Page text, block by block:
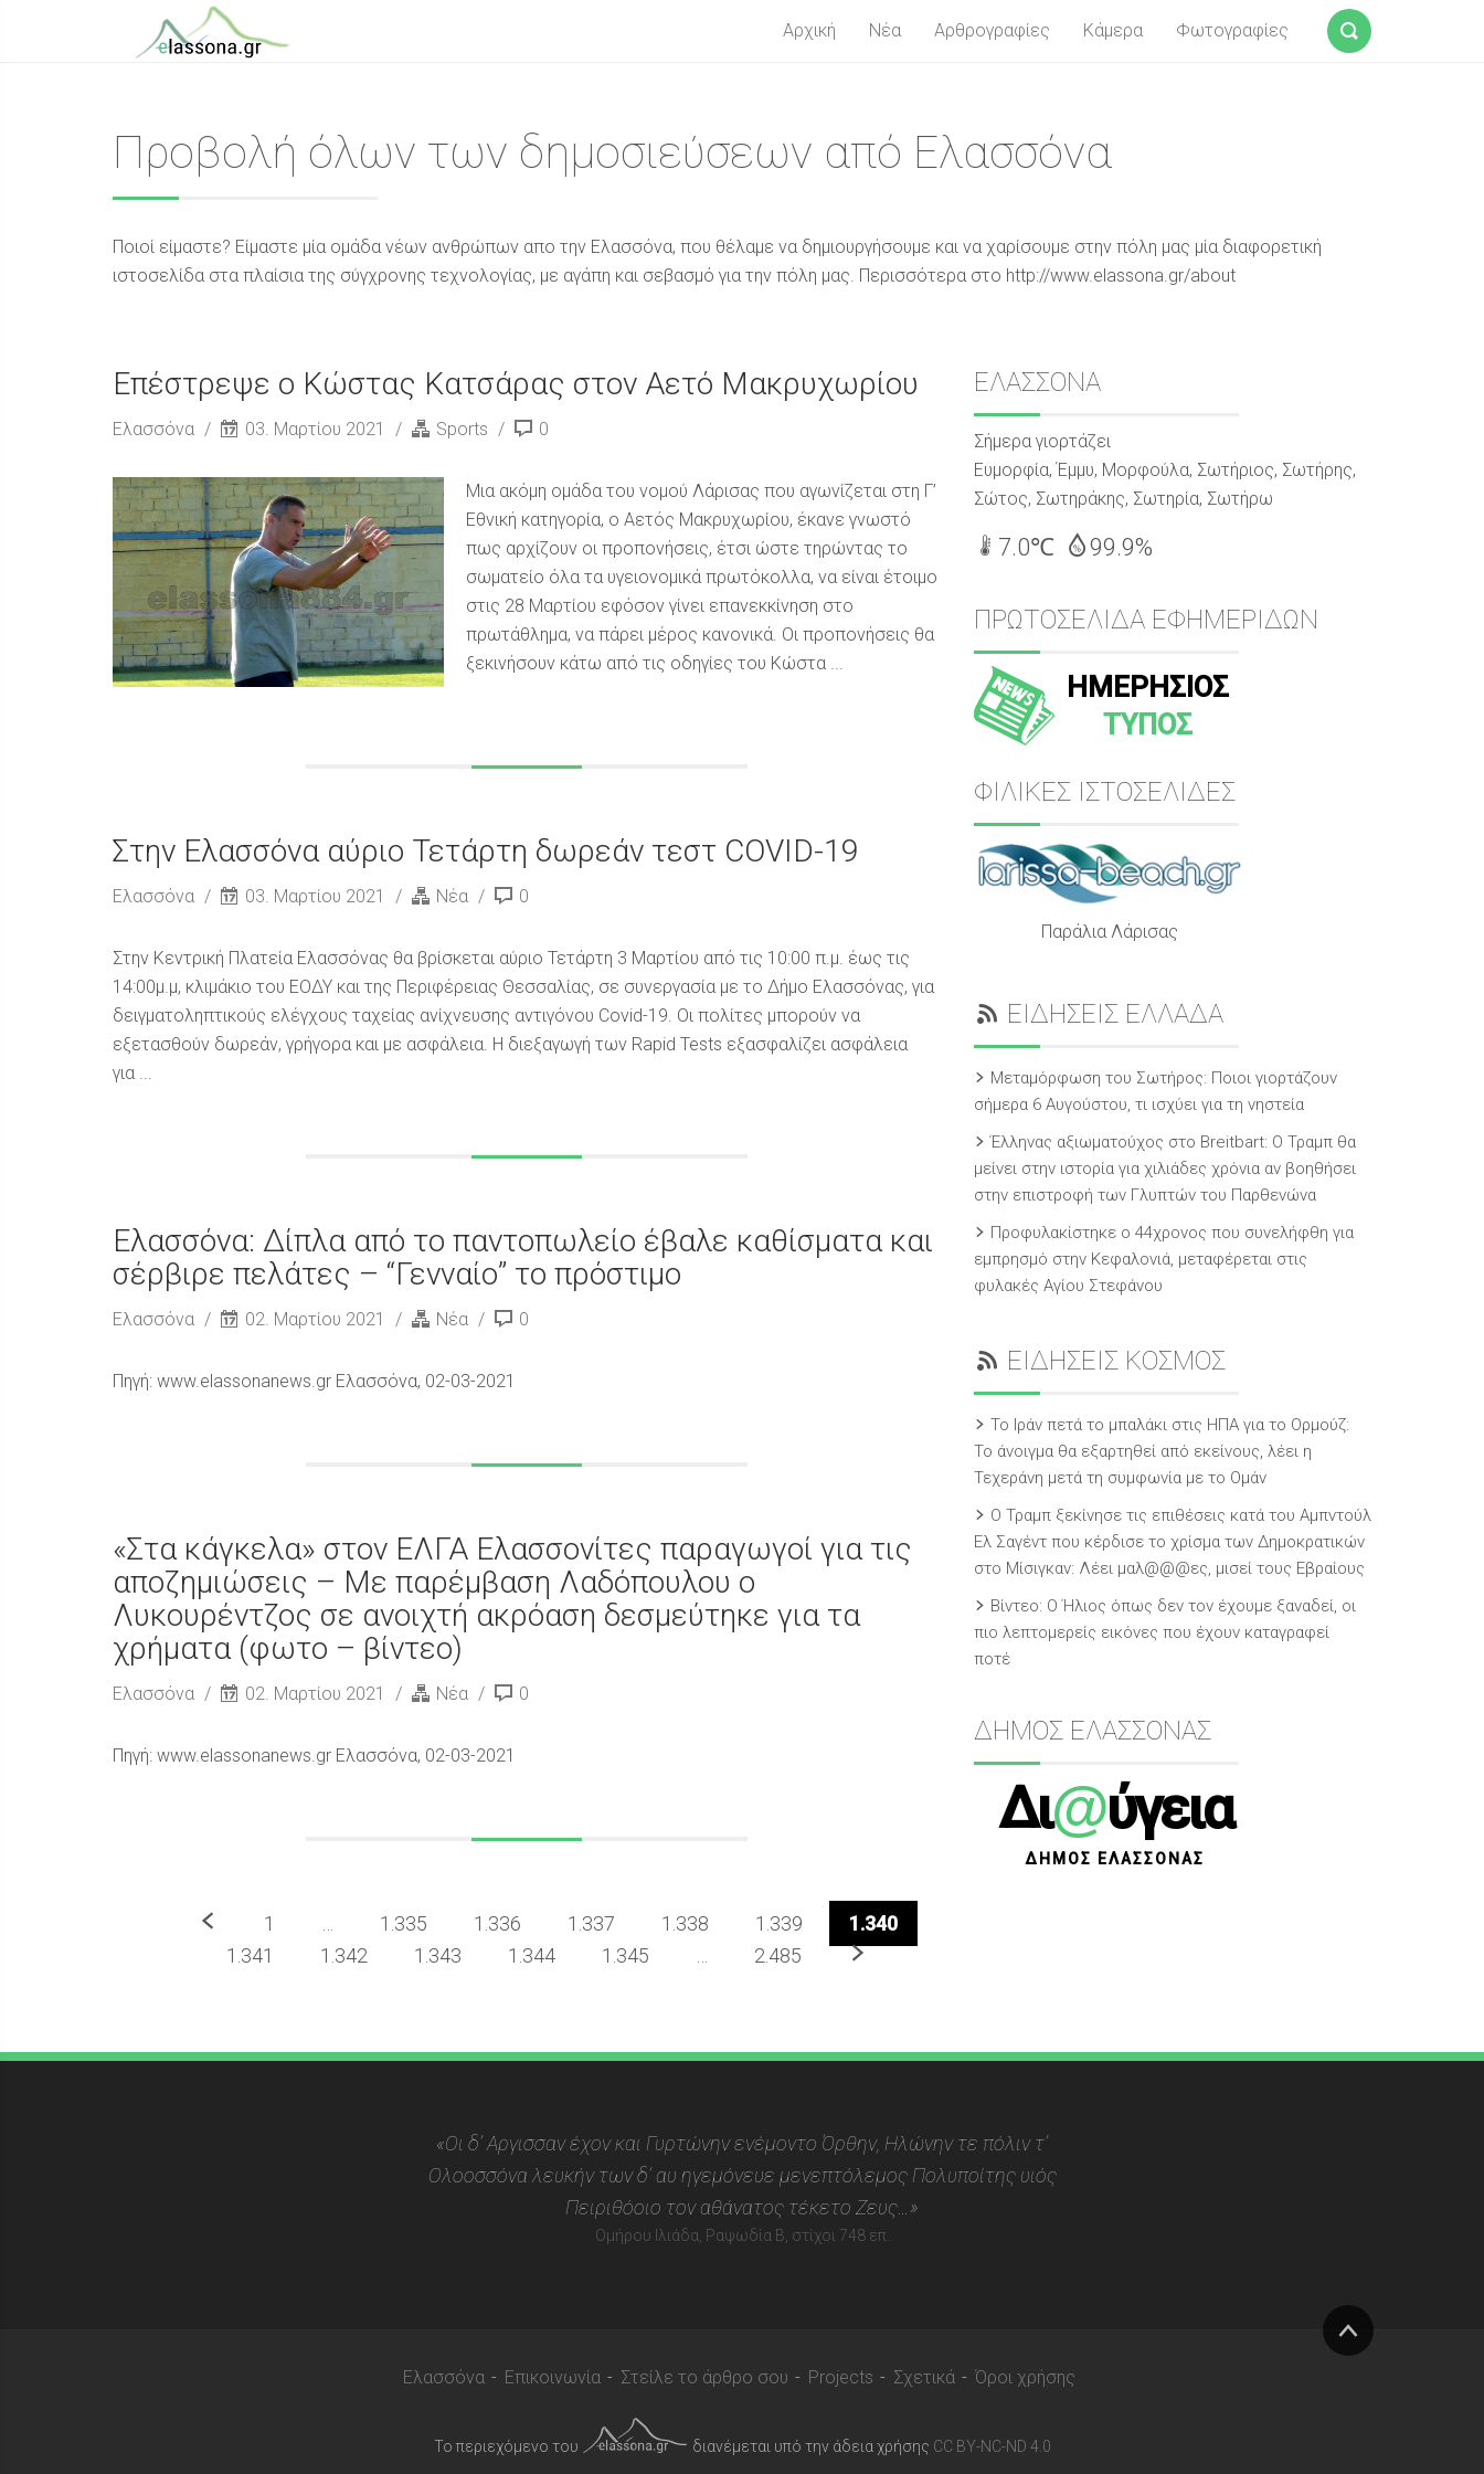
Αρχική Νέα Αρθρογραφίες Κάμερα Φωτογραφίες
Προβολή όλων των δημοσιεύσεων από Ελασσόνα
Ποιοί είμαστε? Είμαστε μία ομάδα νέων ανθρώπων απο την Ελασσόνα, που θέλαμε να δημιουργήσουμε και να χαρίσουμε στην πόλη μας μία διαφορετική
ιστοσελίδα στα πλαίσια της σύγχρονης τεχνολογίας, με αγάπη και σεβασμό για την πόλη μας. Περισσότερα στο http://www.elassona.gr/about
Επέστρεψε ο Κώστας Κατσάρας στον Αετό Μακρυχωρίου
Ελασσόνα 03. Μαρτίου 2021 Sports 0
Μια ακόμη ομάδα του νομού Λάρισας που αγωνίζεται στη Γ’
Εθνική κατηγορία, ο Αετός Μακρυχωρίου, έκανε γνωστό
πως αρχίζουν οι προπονήσεις, έτσι ώστε τηρώντας το
σωματείο όλα τα υγειονομικά πρωτόκολλα, να είναι έτοιμο
στις 28 Μαρτίου εφόσον γίνει επανεκκίνηση στο
πρωτάθλημα, να πάρει μέρος κανονικά. Οι προπονήσεις θα
ξεκινήσουν κάτω από τις οδηγίες του Κώστα ...
Στην Ελασσόνα αύριο Τετάρτη δωρεάν τεστ COVID-19
Ελασσόνα 03. Μαρτίου 2021 Νέα 0
Στην Κεντρική Πλατεία Ελασσόνας θα βρίσκεται αύριο Τετάρτη 3 Μαρτίου από τις 10:00 π.μ. έως τις
14:00μ.μ, κλιμάκιο του ΕΟΔΥ και της Περιφέρειας Θεσσαλίας, σε συνεργασία με το Δήμο Ελασσόνας, για
δειγματοληπτικούς ελέγχους ταχείας ανίχνευσης αντιγόνου Covid-19. Οι πολίτες μπορούν να
εξετασθούν δωρεάν, γρήγορα και με ασφάλεια. Η διεξαγωγή των Rapid Tests εξασφαλίζει ασφάλεια
για ...
Ελασσόνα: Δίπλα από το παντοπωλείο έβαλε καθίσματα και
σέρβιρε πελάτες – “Γενναίο” το πρόστιμο
Ελασσόνα 02. Μαρτίου 2021 Νέα 0
Πηγή: www.elassonanews.gr Ελασσόνα, 02-03-2021
«Στα κάγκελα» στον ΕΛΓΑ Ελασσονίτες παραγωγοί για τις
αποζημιώσεις – Με παρέμβαση Λαδόπουλου ο
Λυκουρέντζος σε ανοιχτή ακρόαση δεσμεύτηκε για τα
χρήματα (φωτο – βίντεο)
Ελασσόνα 02. Μαρτίου 2021 Νέα 0
Πηγή: www.elassonanews.gr Ελασσόνα, 02-03-2021
Προηγούμενο
1 1.335 1.336 1.337 1.338 1.339
1.340
1.341
1.342 1.343 1.344 1.345 2.485 Επόμενο
Sidebar
ΕΛΑΣΣΟΝΑ
Σήμερα γιορτάζει
Ευμορφία, Έμμυ, Μορφούλα, Σωτήριος, Σωτήρης,
Σώτος, Σωτηράκης, Σωτηρία, Σωτήρω
7.0℃ 99.9%
ΠΡΩΤΟΣΕΛΙΔΑ ΕΦΗΜΕΡΙΔΩΝ
ΗΜΕΡΗΣΙΟΣ
ΤΥΠΟΣ
ΦΙΛΙΚΕΣ ΙΣΤΟΣΕΛΙΔΕΣ
Παράλια Λάρισας
ΕΙΔΗΣΕΙΣ ΕΛΛΑΔΑ
Μεταμόρφωση του Σωτήρος: Ποιοι γιορτάζουν
σήμερα 6 Αυγούστου, τι ισχύει για τη νηστεία
Έλληνας αξιωματούχος στο Breitbart: Ο Τραμπ θα
μείνει στην ιστορία για χιλιάδες χρόνια αν βοηθήσει
στην επιστροφή των Γλυπτών του Παρθενώνα
Προφυλακίστηκε ο 44χρονος που συνελήφθη για
εμπρησμό στην Κεφαλονιά, μεταφέρεται στις
φυλακές Αγίου Στεφάνου
ΕΙΔΗΣΕΙΣ ΚΟΣΜΟΣ
Το Ιράν πετά το μπαλάκι στις ΗΠΑ για το Ορμούζ:
Το άνοιγμα θα εξαρτηθεί από εκείνους, λέει η
Τεχεράνη μετά τη συμφωνία με το Ομάν
O Τραμπ ξεκίνησε τις επιθέσεις κατά του Αμπντούλ
Ελ Σαγέντ που κέρδισε το χρίσμα των Δημοκρατικών
στο Μίσιγκαν: Λέει μαλ@@@ες, μισεί τους Εβραίους
Βίντεο: Ο Ήλιος όπως δεν τον έχουμε ξαναδεί, οι
πιο λεπτομερείς εικόνες που έχουν καταγραφεί
ποτέ
ΔΗΜΟΣ ΕΛΑΣΣΟΝΑΣ
Δι@ύγεια
ΔΗΜΟΣ ΕΛΑΣΣΟΝΑΣ
«Οι δ’ Αργισσαν έχον και Γυρτώνην ενέμοντο Όρθην, Ηλώνην τε πόλιν τ’
Ολοοσσόνα λευκήν των δ’ αυ ηγεμόνευε μενεπτόλεμος Πολυποίτης υιός
Πειριθόοιο τον αθάνατος τέκετο Ζευς…»
Ομήρου Ιλιάδα, Ραψωδία Β, στίχοι 748 επ.
Ελασσόνα Επικοινωνία Στείλε το άρθρο σου Projects Σχετικά Όροι χρήσης
Το περιεχόμενο του διανέμεται υπό την άδεια χρήσης CC BY-NC-ND 4.0